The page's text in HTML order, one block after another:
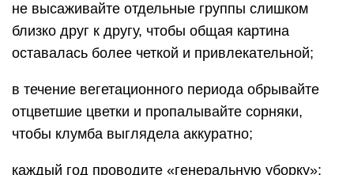
не высаживайте отдельные группы слишком
близко друг к другу, чтобы общая картина
оставалась более четкой и привлекательной;
в течение вегетационного периода обрывайте
отцветшие цветки и пропалывайте сорняки,
чтобы клумба выглядела аккуратно;
каждый год проводите «генеральную уборку»: